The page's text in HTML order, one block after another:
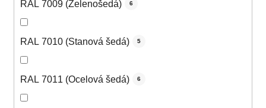
RAL 7009 (Zelenošedá) 6
RAL 7010 (Stanová šedá) 5
RAL 7011 (Ocelová šedá) 6